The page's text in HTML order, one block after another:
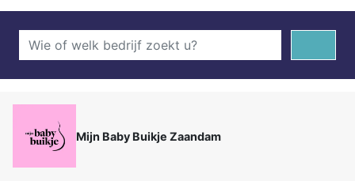
Mijn Baby Buikje Zaandam